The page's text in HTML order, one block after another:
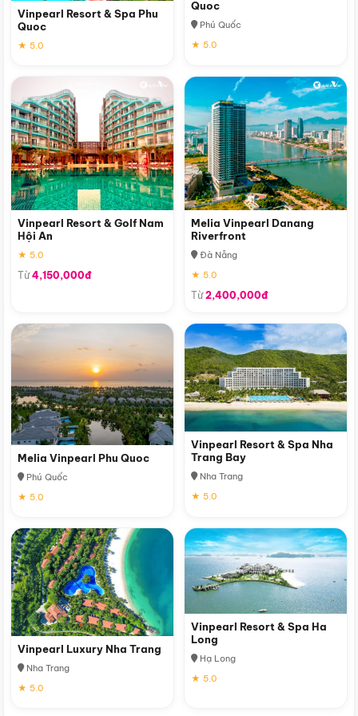
Vinpearl Resort & Spa Phu
Quoc
★ 5.0
Quoc
Phú Quốc
★ 5.0
Vinpearl Resort & Golf Nam
Hội An
★ 5.0
Từ4,150,000đ
Melia Vinpearl Danang
Riverfront
Đà Nẵng
★ 5.0
Từ2,400,000đ
Melia Vinpearl Phu Quoc
Phú Quốc
★ 5.0
Vinpearl Resort & Spa Nha
Trang Bay
Nha Trang
★ 5.0
Vinpearl Luxury Nha Trang
Nha Trang
★ 5.0
Vinpearl Resort & Spa Ha
Long
Hạ Long
★ 5.0